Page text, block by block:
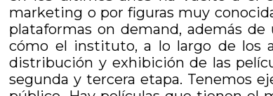
marketing o por figuras muy
plataformas on demand, además
cómo el instituto, a lo largo de los
distribución y exhibición de las
segunda y tercera etapa. Tenemos